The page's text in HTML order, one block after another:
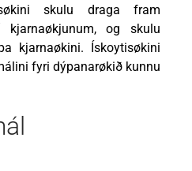
skulu draga fram
og skulu
kjarnaøkini. Ískoytisøkini
fyri dýpanarøkið kunnu